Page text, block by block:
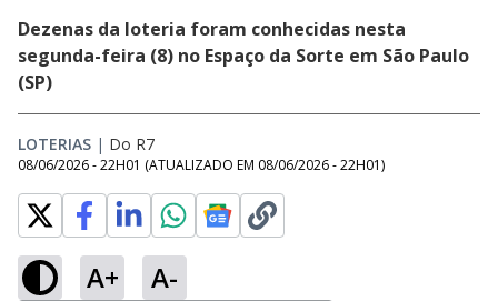
Dezenas da loteria foram conhecidas nesta
segunda-feira (8) no Espaço da Sorte em São Paulo
(SP)
LOTERIAS | Do R7
08/06/2026 - 22H01 (ATUALIZADO EM 08/06/2026 - 22H01)
A+ A-